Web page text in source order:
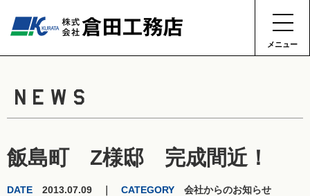
メニュー
NEWS
飯島町 Z様邸 完成間近！
DATE 2013.07.09 ｜ CATEGORY 会社からのお知らせ